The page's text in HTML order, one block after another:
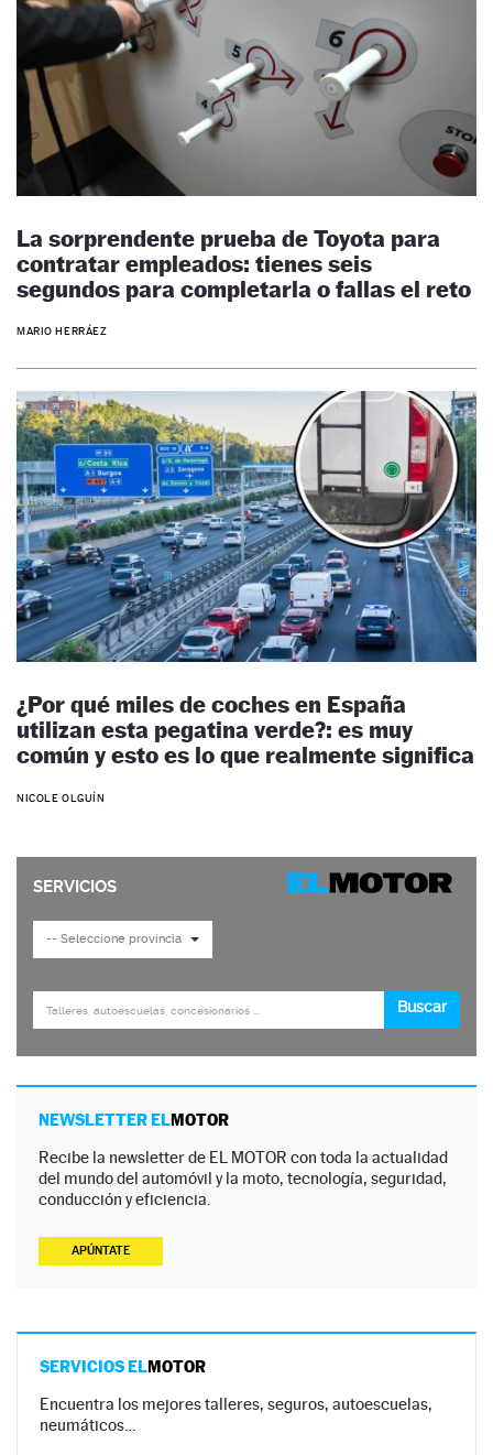
La sorprendente prueba de Toyota para
contratar empleados: tienes seis
segundos para completarla o fallas el reto
MARIO HERRÁEZ
¿Por qué miles de coches en España
utilizan esta pegatina verde?: es muy
común y esto es lo que realmente significa
NICOLE OLGUÍN
NEWSLETTER ELMOTOR
Recibe la newsletter de EL MOTOR con toda la actualidad
del mundo del automóvil y la moto, tecnología, seguridad,
conducción y eficiencia.
APÚNTATE
SERVICIOS ELMOTOR
Encuentra los mejores talleres, seguros, autoescuelas,
neumáticos…